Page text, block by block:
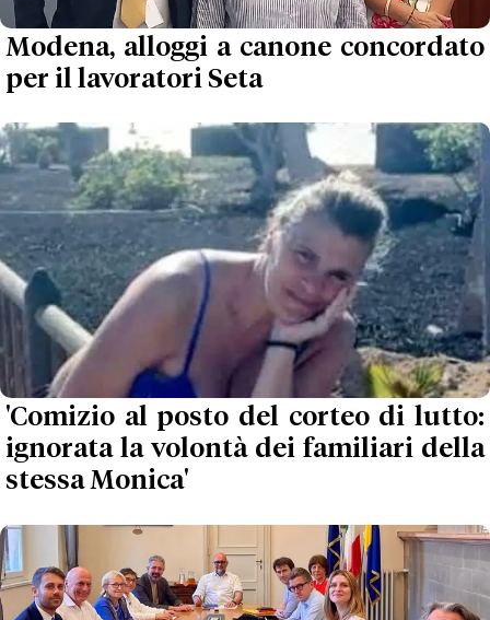
Modena, alloggi a canone concordato
per il lavoratori Seta
'Comizio al posto del corteo di lutto:
ignorata la volontà dei familiari della
stessa Monica'